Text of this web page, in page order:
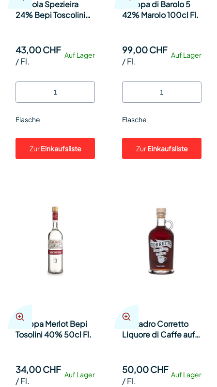
Fragola Spezieira
24% Bepi Toscolini
Auf Lager
43,00 CHF
/Fl.
Flasche
ZurEinkaufsliste
Grappa di Barolo 5
42% Marolo 100cl Fl.
Auf Lager
99,00 CHF
/Fl.
Flasche
ZurEinkaufsliste
Grappa Merlot Bepi
Tosolini 40% 50cl Fl.
Auf Lager
34,00 CHF
/Fl.
Marzadro Corretto
Liquore di Caffe auf
Auf Lager
50,00 CHF
/Fl.